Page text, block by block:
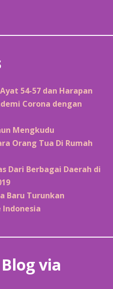
54-57 dan Harapan
Corona dengan
Mengkudu
Orang Tua Di Rumah
Dari Berbagai Daerah di
Baru Turunkan
via